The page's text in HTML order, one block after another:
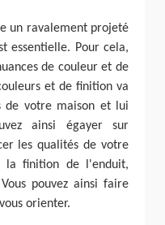
un ravalement projeté
essentielle. Pour cela,
de couleur et de
et de finition va
de votre maison et lui
ainsi égayer sur
les qualités de votre
la finition de l'enduit,
pouvez ainsi faire
orienter.